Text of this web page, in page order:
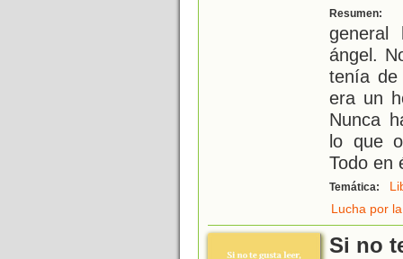
Resumen:
general
ángel.
tenía de
era un
Nunca
lo que
Todo en
Temática:
Lucha por
Si no